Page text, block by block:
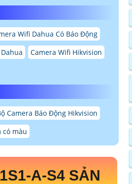
Wifi Dahua Có Báo Động
Camera Wifi Hikvision
Camera Báo Động Hikvision
có màu
A-S4 SẢN